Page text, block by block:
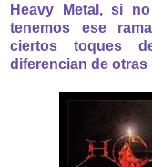
Heavy Metal, si
tenemos ese
ciertos toques
diferencian de